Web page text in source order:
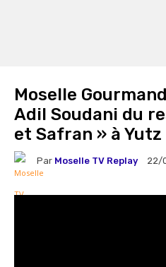
Moselle
Adil Soudani du
et Safran » à Yutz
Par Moselle TV Replay 22/